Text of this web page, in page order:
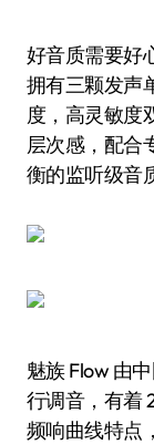
好音质需要好
拥有三颗发声
度，高灵敏度
层次感，配合
衡的监听级音
魅族 Flow 由
行调音，有着
频响曲线特点